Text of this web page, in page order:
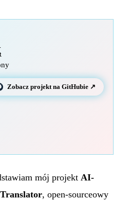
Zobacz projekt na GitHubie ↗
mój projekt AI-
, open-sourceowy